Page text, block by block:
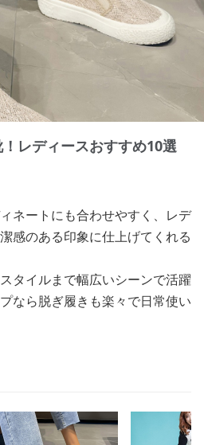
レディースおすすめ10選
ネートにも合わせやすく、レデ
感のある印象に仕上げてくれる
タイルまで幅広いシーンで活躍
なら脱ぎ履きも楽々で日常使い